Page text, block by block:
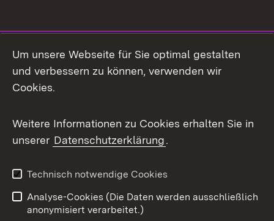
Facebook
X / Twitter
Youtube
Impressum
Kontakt
Um unsere Webseite für Sie optimal gestalten
und verbessern zu können, verwenden wir
Cookies.
Weitere Informationen zu Cookies erhalten Sie in
unserer Datenschutzerklärung.
Technisch notwendige Cookies
Analyse-Cookies (Die Daten werden ausschließlich
anonymisiert verarbeitet.)